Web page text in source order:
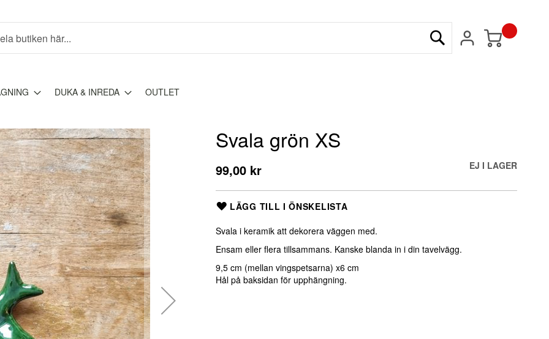
Min kundvagn
DUKA & INREDA OUTLET
Svala grön XS
99,00 kr EJ I LAGER
LÄGG TILL I ÖNSKELISTA
Svala i keramik att dekorera väggen med.
Ensam eller flera tillsammans. Kanske blanda in i din tavelvägg.
9,5 cm (mellan vingspetsarna) x6 cm
Hål på baksidan för upphängning.